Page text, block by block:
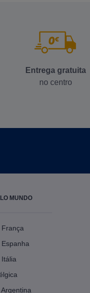
Entrega gratuita
no centro
MUNDO